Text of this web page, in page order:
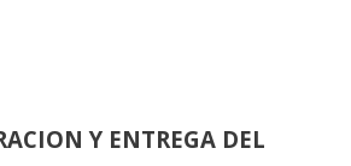
Y ENTREGA DEL